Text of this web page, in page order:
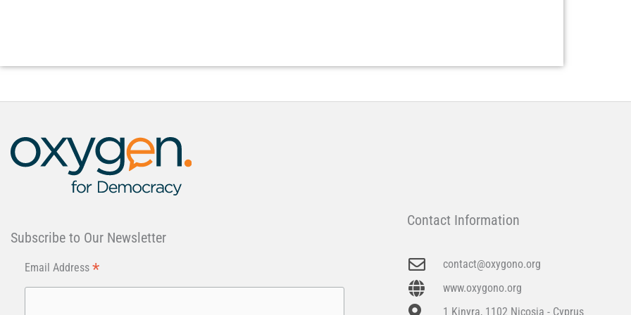
Subscribe to Our Newsletter
Email Address *
Contact Information
contact@oxygono.org
www.oxygono.org
1 Kinyra, 1102 Nicosia - Cyprus